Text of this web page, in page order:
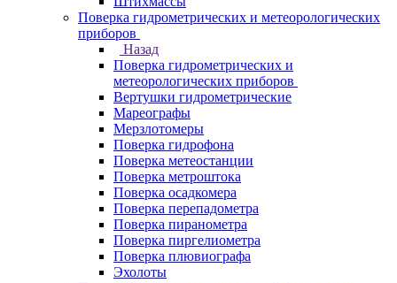
Поверка гидрометрических и метеорологических
приборов
Назад
Поверка гидрометрических и
метеорологических приборов
Вертушки гидрометрические
Мареографы
Мерзлотомеры
Поверка гидрофона
Поверка метеостанции
Поверка метроштока
Поверка осадкомера
Поверка перепадометра
Поверка пиранометра
Поверка пиргелиометра
Поверка плювиографа
Эхолоты